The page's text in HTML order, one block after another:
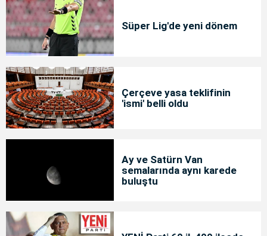
Süper Lig'de yeni dönem
Çerçeve yasa teklifinin
'ismi' belli oldu
Ay ve Satürn Van
semalarında aynı karede
buluştu